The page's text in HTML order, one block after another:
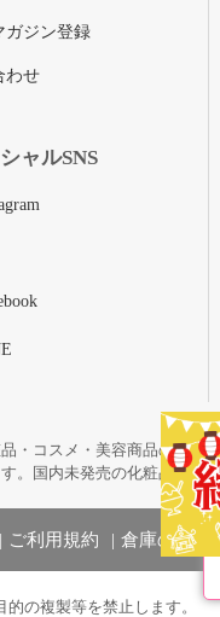
ガジン登録
わせ
ャルSNS
・コスメ・美容商品の通販サ
。国内未発売の化粧品も取
ご利用規約 倉庫の管理
の複製等を禁止します。